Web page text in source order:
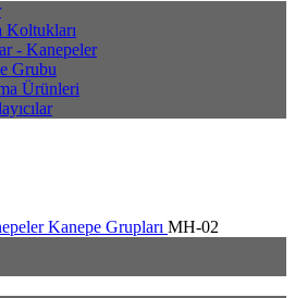
Koltukları
- Kanepeler
Grubu
Ürünleri
Kanepe Grupları MH-02